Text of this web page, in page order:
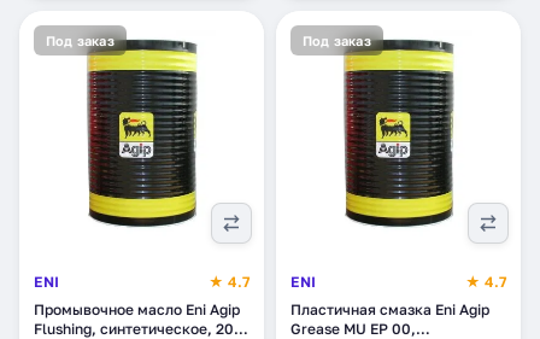
Под заказ
ENI
★ 4.7
Промывочное масло Eni Agip
Flushing, синтетическое, 205
Под заказ
ENI
★ 4.7
Пластичная смазка Eni Agip
Grease MU EP 00,